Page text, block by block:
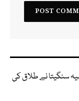
سنگیتا نے طلاق کی